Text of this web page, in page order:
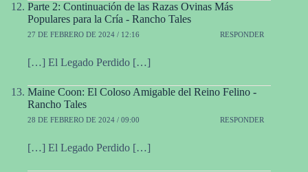
Parte 2: Continuación de las Razas Ovinas Más
Populares para la Cría - Rancho Tales
27 DE FEBRERO DE 2024 / 12:16 RESPONDER
[…] El Legado Perdido […]
Maine Coon: El Coloso Amigable del Reino Felino -
Rancho Tales
28 DE FEBRERO DE 2024 / 09:00 RESPONDER
[…] El Legado Perdido […]